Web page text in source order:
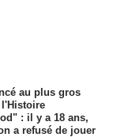
au plus gros
l'Histoire
: il y a 18 ans,
a refusé de jouer